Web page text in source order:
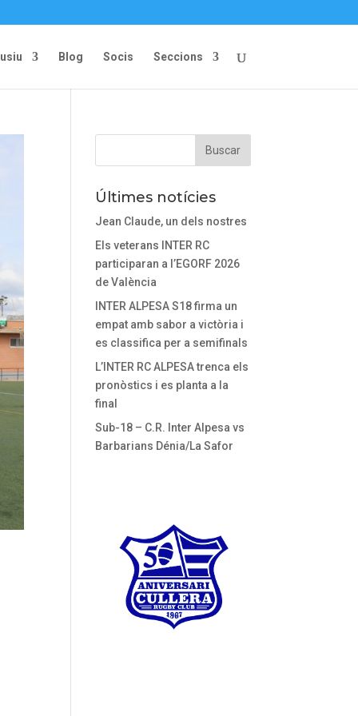
Blog Socis Seccions
Últimes notícies
Jean Claude, un dels nostres
Els veterans INTER RC
participaran a l’EGORF 2026
de València
INTER ALPESA S18 firma un
empat amb sabor a victòria i
es classifica per a semifinals
L’INTER RC ALPESA trenca els
pronòstics i es planta a la
final
Sub-18 – C.R. Inter Alpesa vs
Barbarians Dénia/La Safor